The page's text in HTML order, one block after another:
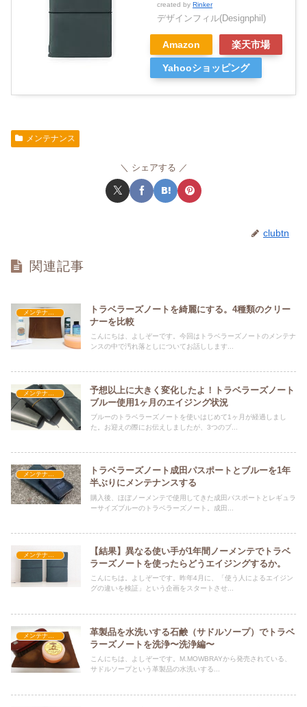
created by Rinker
デザインフィル(Designphil)
Amazon 楽天市場
Yahooショッピング
メンテナンス
シェアする
clubtn
関連記事
トラベラーズノートを綺麗にする。4種類のクリー
ナーを比較
こんにちは、よしぞーです。今回はトラベラーズノートのメンテナ
ンスの中で汚れ落としについてお話しします...
予想以上に大きく変化したよ！トラベラーズノート
ブルー使用1ヶ月のエイジング状況
ブルーのトラベラーズノートを使いはじめて1ヶ月が経過しまし
た。お迎えの際にお伝えしましたが、3つのブ...
トラベラーズノート成田パスポートとブルーを1年
半ぶりにメンテナンスする
購入後、ほぼノーメンテで使用してきた成田パスポートとレギュラ
ーサイズブルーのトラベラーズノート。成田...
【結果】異なる使い手が1年間ノーメンテでトラベ
ラーズノートを使ったらどうエイジングするか。
こんにちは。よしぞーです。昨年4月に、「使う人によるエイジン
グの違いを検証」という企画をスタートさせ...
革製品を水洗いする石鹸（サドルソープ）でトラベ
ラーズノートを洗浄〜洗浄編〜
こんにちは、よしぞーです。M.MOWBRAYから発売されている、
サドルソープという革製品の水洗いする...